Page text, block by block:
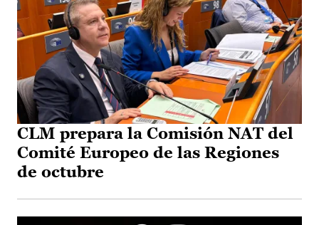
CLM prepara la Comisión NAT del
Comité Europeo de las Regiones
de octubre